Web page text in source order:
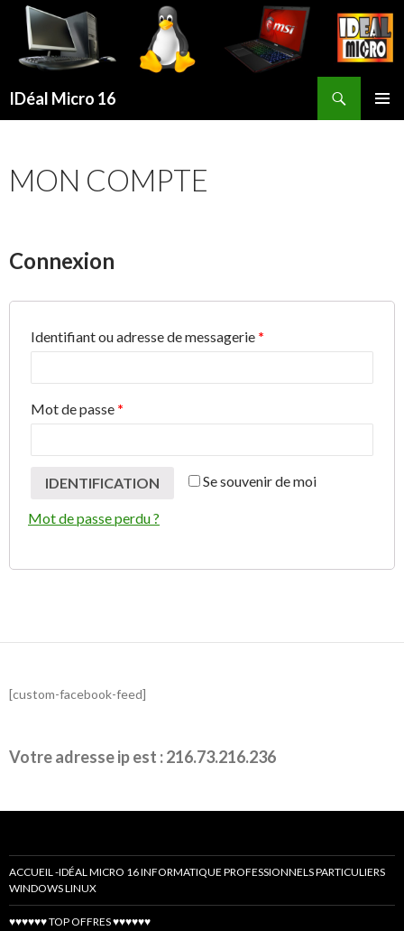
IDéal Micro 16
PRINCIPAL
MON COMPTE
Connexion
Identifiant ou adresse de messagerie *
Mot de passe *
Se souvenir de moi
IDENTIFICATION
Mot de passe perdu ?
[custom-facebook-feed]
Votre adresse ip est : 216.73.216.236
ACCUEIL -IDÉAL MICRO 16 INFORMATIQUE PROFESSIONNELS PARTICULIERS
WINDOWS LINUX
♥♥♥♥♥♥ TOP OFFRES ♥♥♥♥♥♥